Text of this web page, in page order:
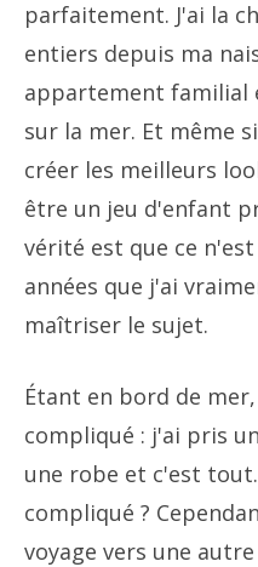
parfaitement. J'ai la
entiers depuis ma
appartement familial
sur la mer. Et même
créer les meilleurs
être un jeu d'enfant
vérité est que ce
années que j'ai
maîtriser le sujet.
Étant en bord de
compliqué : j'ai pris
une robe et c'est
compliqué ?
voyage vers une